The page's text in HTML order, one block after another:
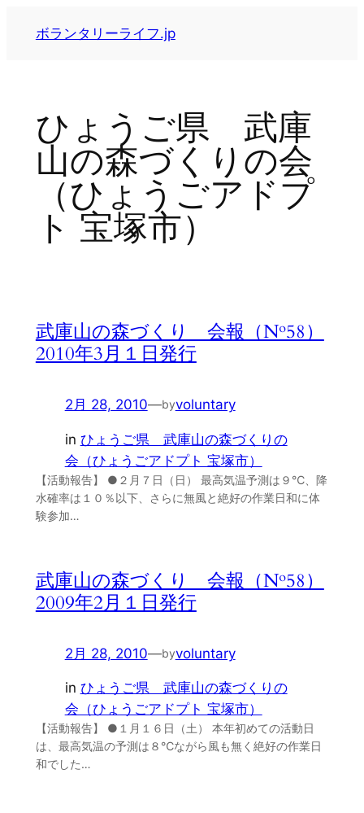
ボランタリーライフ.jp
ひょうご県 武庫
山の森づくりの会
（ひょうごアドプ
ト 宝塚市）
武庫山の森づくり 会報（№58）
2010年3月１日発行
2月 28, 2010—byvoluntary
in ひょうご県 武庫山の森づくりの
会（ひょうごアドプト 宝塚市）
【活動報告】 ●２月７日（日） 最高気温予測は９℃、降
水確率は１０％以下、さらに無風と絶好の作業日和に体
験参加…
武庫山の森づくり 会報（№58）
2009年2月１日発行
2月 28, 2010—byvoluntary
in ひょうご県 武庫山の森づくりの
会（ひょうごアドプト 宝塚市）
【活動報告】 ●１月１６日（土） 本年初めての活動日
は、最高気温の予測は８℃ながら風も無く絶好の作業日
和でした…